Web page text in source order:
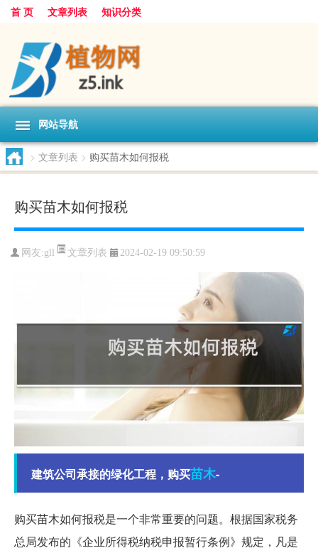
首 页 文章列表 知识分类
网站导航
> 文章列表 > 购买苗木如何报税
购买苗木如何报税
网友:gll 文章列表 2024-02-19 09:50:59
建筑公司承接的绿化工程，购买苗木-
购买苗木如何报税是一个非常重要的问题。根据国家税务
总局发布的《企业所得税纳税申报暂行条例》规定，凡是